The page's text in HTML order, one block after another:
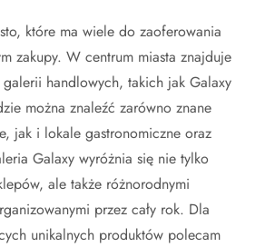
które ma wiele do zaoferowania
zakupy. W centrum miasta znajduje
handlowych, takich jak Galaxy
można znaleźć zarówno znane
jak i lokale gastronomiczne oraz
Galaxy wyróżnia się nie tylko
ale także różnorodnymi
przez cały rok. Dla
unikalnych produktów polecam